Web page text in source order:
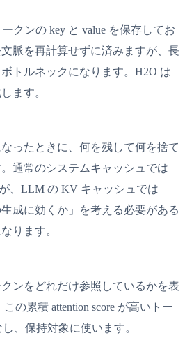
クンの key と value を保存してお
脈を再計算せずに済みますが、長
トルネックになります。H2O は
ます。
ったときに、何を残して何を捨て
通常のシステムキャッシュでは
、LLM の KV キャッシュでは
成に効くか」を考える必要がある
ります。
ンをどれだけ参照しているかを表
の累積 attention score が高いトー
、保持対象に使います。